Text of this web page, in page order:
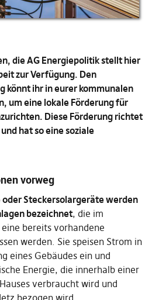
die AG Energiepolitik stellt hier
zur Verfügung. Den
könnt ihr in eurer kommunalen
um eine lokale Förderung für
Diese Förderung richtet
hat so eine soziale
vorweg
Steckersolargeräte werden
bezeichnet, die im
bereits vorhandene
werden. Sie speisen Strom in
eines Gebäudes ein und
Energie, die innerhalb einer
verbraucht wird und